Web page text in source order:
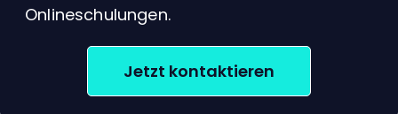
Onlineschulungen.
Jetzt kontaktieren